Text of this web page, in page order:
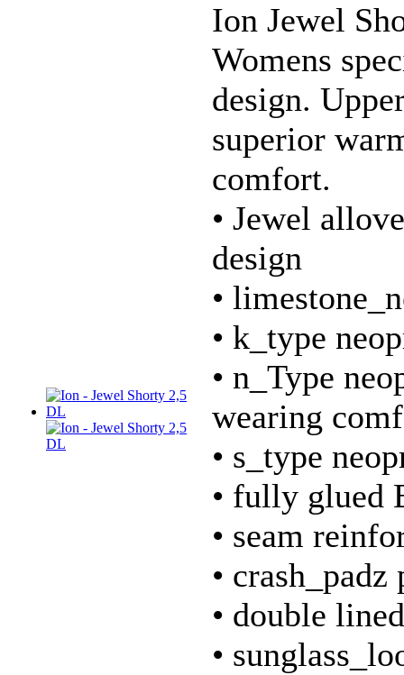
Ion Jewel
Womens
design.
superior
comfort.
• Jewel
design
•
• k_type
• n_Type
wearing
• s_type
• fully glued
• seam
•
• double
•